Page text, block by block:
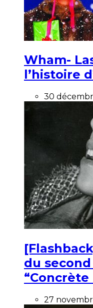
Wham-
l’histoire
30
du
“Concrète
27